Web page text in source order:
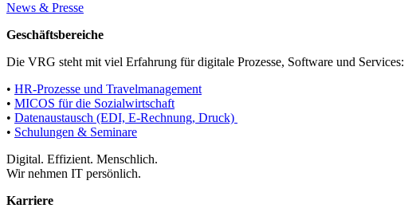
News & Presse
Geschäftsbereiche
Die VRG steht mit viel Erfahrung für digitale Prozesse, Software und Services:
• HR-Prozesse und Travelmanagement
• MICOS für die Sozialwirtschaft
• Datenaustausch (EDI, E-Rechnung, Druck)
• Schulungen & Seminare
Digital. Effizient. Menschlich.
Wir nehmen IT persönlich.
Karriere